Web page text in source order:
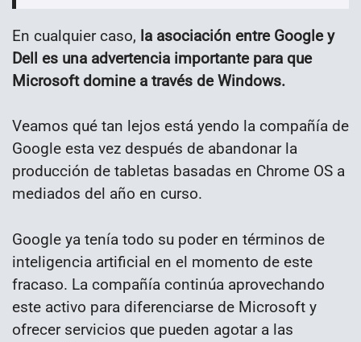
En cualquier caso, la asociación entre Google y
Dell es una advertencia importante para que
Microsoft domine a través de Windows.
Veamos qué tan lejos está yendo la compañía de
Google esta vez después de abandonar la
producción de tabletas basadas en Chrome OS a
mediados del año en curso.
Google ya tenía todo su poder en términos de
inteligencia artificial en el momento de este
fracaso. La compañía continúa aprovechando
este activo para diferenciarse de Microsoft y
ofrecer servicios que pueden agotar a las